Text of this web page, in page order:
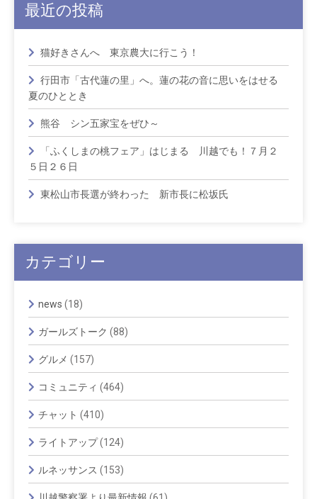
最近の投稿
猫好きさんへ 東京農大に行こう！
行田市「古代蓮の里」へ。蓮の花の音に思いをはせる
夏のひととき
熊谷 シン五家宝をぜひ～
「ふくしまの桃フェア」はじまる 川越でも！７月２
５日２６日
東松山市長選が終わった 新市長に松坂氏
カテゴリー
news (18)
ガールズトーク (88)
グルメ (157)
コミュニティ (464)
チャット (410)
ライトアップ(124)
ルネッサンス (153)